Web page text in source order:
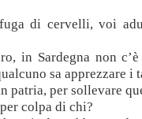
di cervelli, voi
in Sardegna non
sa apprezzare i
patria, per sollevare
colpa di chi?